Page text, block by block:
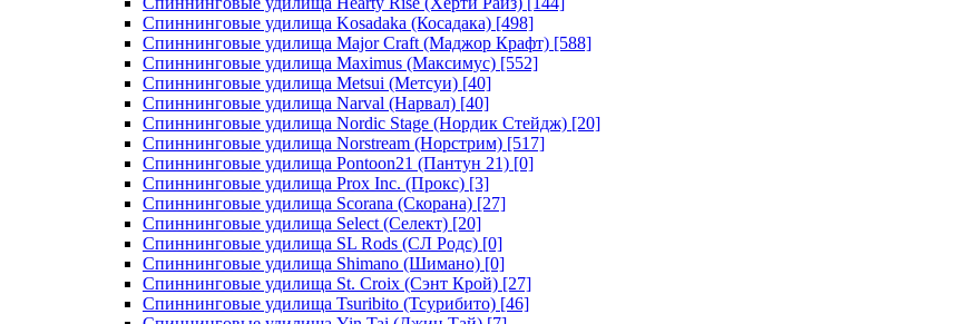
Спиннинговые удилища Kosadaka (Косадака) [498]
Спиннинговые удилища Major Craft (Маджор Крафт) [588]
Спиннинговые удилища Maximus (Максимус) [552]
Спиннинговые удилища Metsui (Метсуи) [40]
Спиннинговые удилища Narval (Нарвал) [40]
Спиннинговые удилища Nordic Stage (Нордик Стейдж) [20]
Спиннинговые удилища Norstream (Норстрим) [517]
Спиннинговые удилища Pontoon21 (Пантун 21) [0]
Спиннинговые удилища Prox Inc. (Прокс) [3]
Спиннинговые удилища Scorana (Скорана) [27]
Спиннинговые удилища Select (Селект) [20]
Спиннинговые удилища SL Rods (СЛ Родс) [0]
Спиннинговые удилища Shimano (Шимано) [0]
Спиннинговые удилища St. Croix (Сэнт Крой) [27]
Спиннинговые удилища Tsuribito (Тсурибито) [46]